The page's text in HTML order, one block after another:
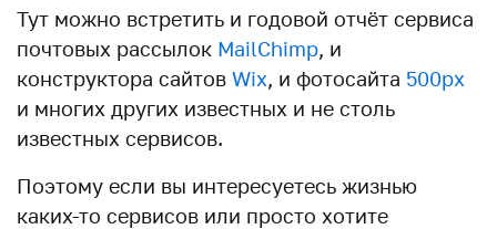
Тут можно встретить и годовой отчёт сервиса
почтовых рассылок MailChimp, и
конструктора сайтов Wix, и фотосайта 500px
и многих других известных и не столь
известных сервисов.
Поэтому если вы интересуетесь жизнью
каких-то сервисов или просто хотите